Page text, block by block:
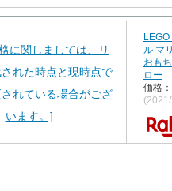
ル マ
おも
ロー
価格